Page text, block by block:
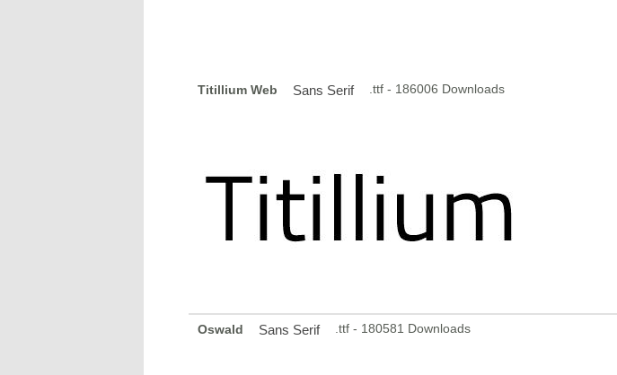
Titillium Web Sans Serif .ttf - 186006 Downloads
Oswald Sans Serif .ttf - 180581 Downloads